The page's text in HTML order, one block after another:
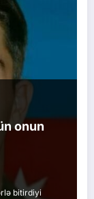
onun
bitirdiyi